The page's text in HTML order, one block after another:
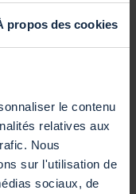
propos des cookies
le contenu
relatives aux
Nous
sur l'utilisation de
sociaux, de
Coupleurs
Allemand,
Espagnol